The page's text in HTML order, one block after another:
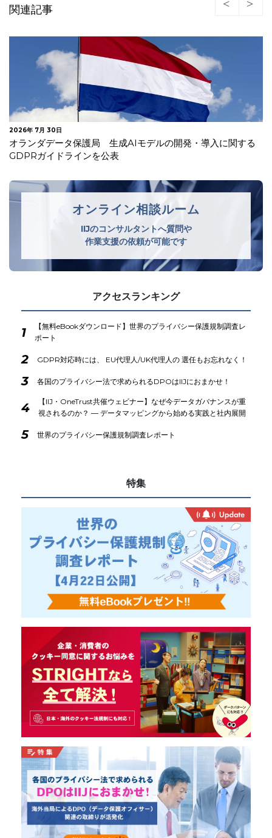
関連記事
2026年 7月 30日
オランダデータ保護局 生成AIモデルの開発・導入に関する
GDPRガイドラインを公表
オンライン相談ルーム
IIJのコンサルタントへ質問や
作業支援の依頼が可能です
アクセスランキング
1
【無料eBookダウンロード】世界のプライバシー保護規制調査レ
ポート
2 GDPR対応時には、 EU代理人/UK代理人の 選任もお忘れなく！
3 各国のプライバシー法で求められるDPOはIIJにおまかせ！
4
【IIJ・OneTrust共催ウェビナー】なぜ今データガバナンスが重
視されるのか？ ― データマッピングから始める実践と社内展開
5 世界のプライバシー保護規制調査レポート
特集